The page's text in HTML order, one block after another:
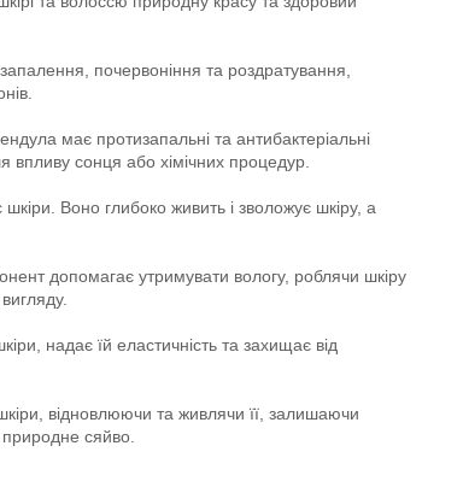
почервоніння та роздратування,
має протизапальні та антибактеріальні
впливу сонця або хімічних процедур.
Воно глибоко живить і зволожує шкіру, а
допомагає утримувати вологу, роблячи шкіру
надає їй еластичність та захищає від
відновлюючи та живлячи її, залишаючи
природне сяйво.